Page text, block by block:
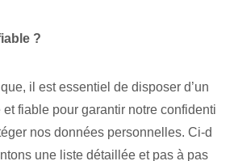
?
il est essentiel de disposer d’un
fiable pour garantir notre confidenti
nos données personnelles. Ci-d
une liste détaillée et pas à pas